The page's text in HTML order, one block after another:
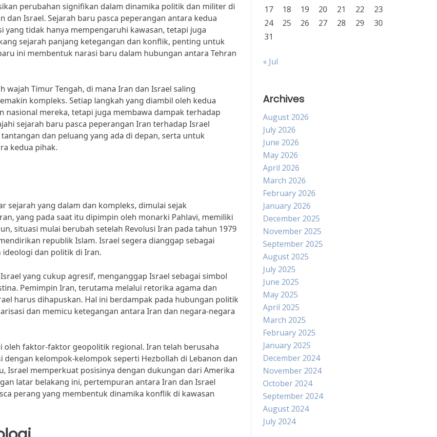
perubahan signifikan dalam dinamika politik dan militer di
dan Israel. Sejarah baru pasca peperangan antara kedua
tidak hanya mempengaruhi kawasan, tetapi juga
sejarah panjang ketegangan dan konflik, penting untuk
ini membentuk narasi baru dalam hubungan antara Tehran
Timur Tengah, di mana Iran dan Israel saling
kompleks. Setiap langkah yang diambil oleh kedua
mereka, tetapi juga membawa dampak terhadap
sejarah baru pasca peperangan Iran terhadap Israel
dan peluang yang ada di depan, serta untuk
kedua pihak.
sejarah yang dalam dan kompleks, dimulai sejak
yang pada saat itu dipimpin oleh monarki Pahlavi, memiliki
situasi mulai berubah setelah Revolusi Iran pada tahun 1979
republik Islam. Israel segera dianggap sebagai
dan politik di Iran.
yang cukup agresif, menganggap Israel sebagai simbol
Pemimpin Iran, terutama melalui retorika agama dan
harus dihapuskan. Hal ini berdampak pada hubungan politik
dan memicu ketegangan antara Iran dan negara-negara
faktor-faktor geopolitik regional. Iran telah berusaha
kelompok-kelompok seperti Hezbollah di Lebanon dan
Israel memperkuat posisinya dengan dukungan dari Amerika
latar belakang ini, pertempuran antara Iran dan Israel
perang yang membentuk dinamika konflik di kawasan
17
18 19 20 21 22
23
24
25 26 27 28 29
30
31
« Jul
Archives
August 2026
July 2026
June 2026
May 2026
April 2026
March 2026
February 2026
January 2026
December 2025
November 2025
September 2025
August 2025
July 2025
June 2025
May 2025
April 2025
March 2025
February 2025
January 2025
December 2024
November 2024
October 2024
September 2024
August 2024
July 2024